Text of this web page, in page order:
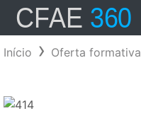
Início Oferta formativa